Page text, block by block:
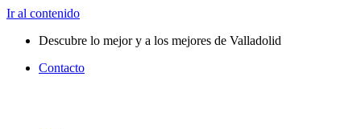
Ir al contenido
Descubre lo mejor y a los mejores de Valladolid
Contacto